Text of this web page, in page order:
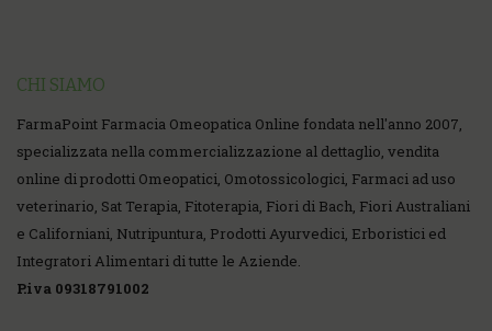
CHI SIAMO
FarmaPoint Farmacia Omeopatica Online fondata nell'anno 2007,
specializzata nella commercializzazione al dettaglio, vendita
online di prodotti Omeopatici, Omotossicologici, Farmaci ad uso
veterinario, Sat Terapia, Fitoterapia, Fiori di Bach, Fiori Australiani
e Californiani, Nutripuntura, Prodotti Ayurvedici, Erboristici ed
Integratori Alimentari di tutte le Aziende.
P.iva 09318791002